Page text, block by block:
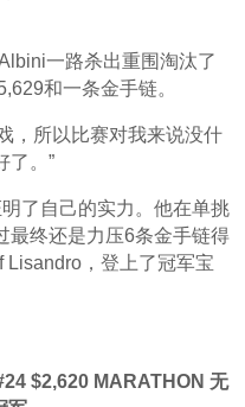
一路杀出重围淘汰了
和一条金手链。
，所以比赛对我来说没什
了。”
了自己的实力。他在单挑
最终还是力压6条金手链得
Lisandro，登上了冠军宝